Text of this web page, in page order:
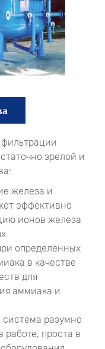
зрелой и
железа и
эффективно
ионов железа
определенных
в качестве
для
аммиака и
разумно
работе, проста в